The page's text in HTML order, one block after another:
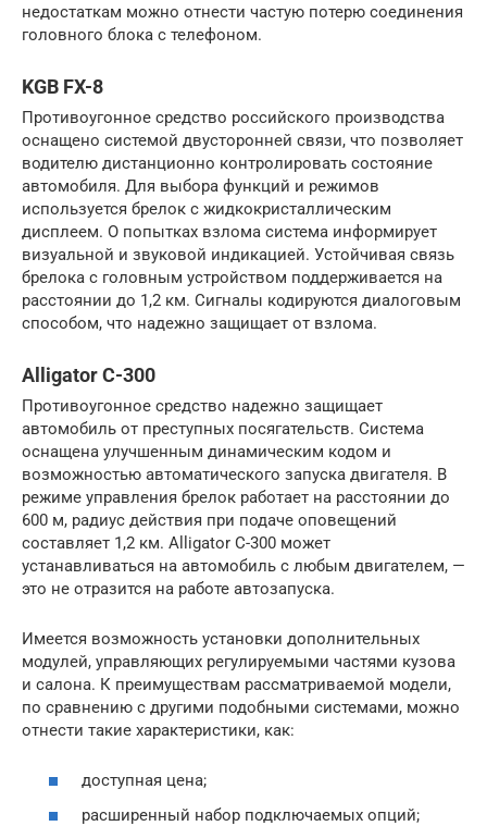
недостаткам можно отнести частую потерю соединения
головного блока с телефоном.
KGB FX-8
Противоугонное средство российского производства
оснащено системой двусторонней связи, что позволяет
водителю дистанционно контролировать состояние
автомобиля. Для выбора функций и режимов
используется брелок с жидкокристаллическим
дисплеем. О попытках взлома система информирует
визуальной и звуковой индикацией. Устойчивая связь
брелока с головным устройством поддерживается на
расстоянии до 1,2 км. Сигналы кодируются диалоговым
способом, что надежно защищает от взлома.
Alligator C-300
Противоугонное средство надежно защищает
автомобиль от преступных посягательств. Система
оснащена улучшенным динамическим кодом и
возможностью автоматического запуска двигателя. В
режиме управления брелок работает на расстоянии до
600 м, радиус действия при подаче оповещений
составляет 1,2 км. Alligator C-300 может
устанавливаться на автомобиль с любым двигателем, —
это не отразится на работе автозапуска.
Имеется возможность установки дополнительных
модулей, управляющих регулируемыми частями кузова
и салона. К преимуществам рассматриваемой модели,
по сравнению с другими подобными системами, можно
отнести такие характеристики, как:
доступная цена;
расширенный набор подключаемых опций;